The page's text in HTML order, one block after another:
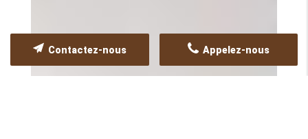
Appelez-nous
Contactez-nous